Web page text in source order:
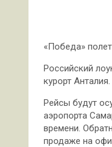
«Победа»
Российский
курорт
Рейсы будут
аэропорта
времени.
продаже на